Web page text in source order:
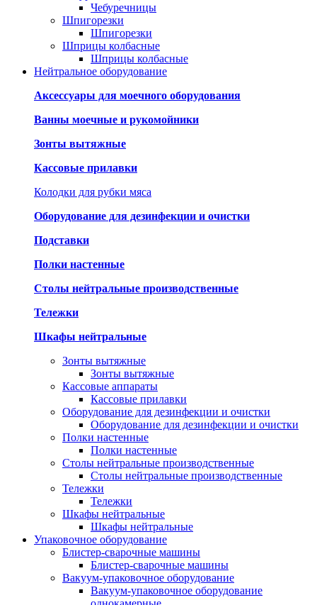
Чебуречницы
Шпигорезки
Шпигорезки
Шприцы колбасные
Шприцы колбасные
Нейтральное оборудование
Аксессуары для моечного оборудования
Ванны моечные и рукомойники
Зонты вытяжные
Кассовые прилавки
Колодки для рубки мяса
Оборудование для дезинфекции и очистки
Подставки
Полки настенные
Столы нейтральные производственные
Тележки
Шкафы нейтральные
Зонты вытяжные
Зонты вытяжные
Кассовые аппараты
Кассовые прилавки
Оборудование для дезинфекции и очистки
Оборудование для дезинфекции и очистки
Полки настенные
Полки настенные
Столы нейтральные производственные
Столы нейтральные производственные
Тележки
Тележки
Шкафы нейтральные
Шкафы нейтральные
Упаковочное оборудование
Блистер-сварочные машины
Блистер-сварочные машины
Вакуум-упаковочное оборудование
Вакуум-упаковочное оборудование